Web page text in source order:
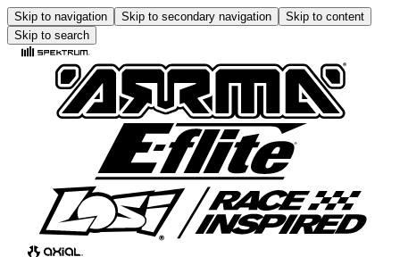
Skip to navigation Skip to secondary navigation
Skip to content
Skip to search